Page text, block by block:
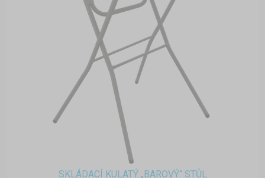
SKLÁDACÍ KULATÝ „BAROVÝ“ STŮL